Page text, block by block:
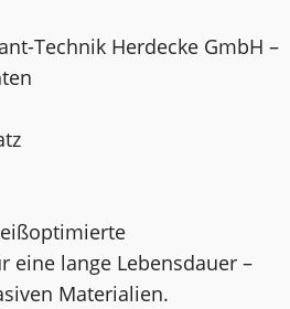
Technik Herdecke GmbH –
eine lange Lebensdauer –
Materialien.